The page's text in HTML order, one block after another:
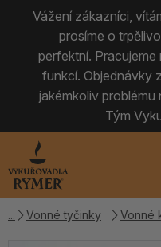
Vážení zákazníci,
prosíme o
perfektní.
funkcí. Objednávky
jakémkoliv
Tým
Vonné tyčinky Vonné